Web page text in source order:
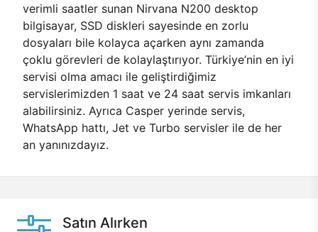
verimli saatler sunan Nirvana N200 desktop
bilgisayar, SSD diskleri sayesinde en zorlu
dosyaları bile kolayca açarken aynı zamanda
çoklu görevleri de kolaylaştırıyor. Türkiye’nin en iyi
servisi olma amacı ile geliştirdiğimiz
servislerimizden 1 saat ve 24 saat servis imkanları
alabilirsiniz. Ayrıca Casper yerinde servis,
WhatsApp hattı, Jet ve Turbo servisler ile de her
an yanınızdayız.
Satın Alırken